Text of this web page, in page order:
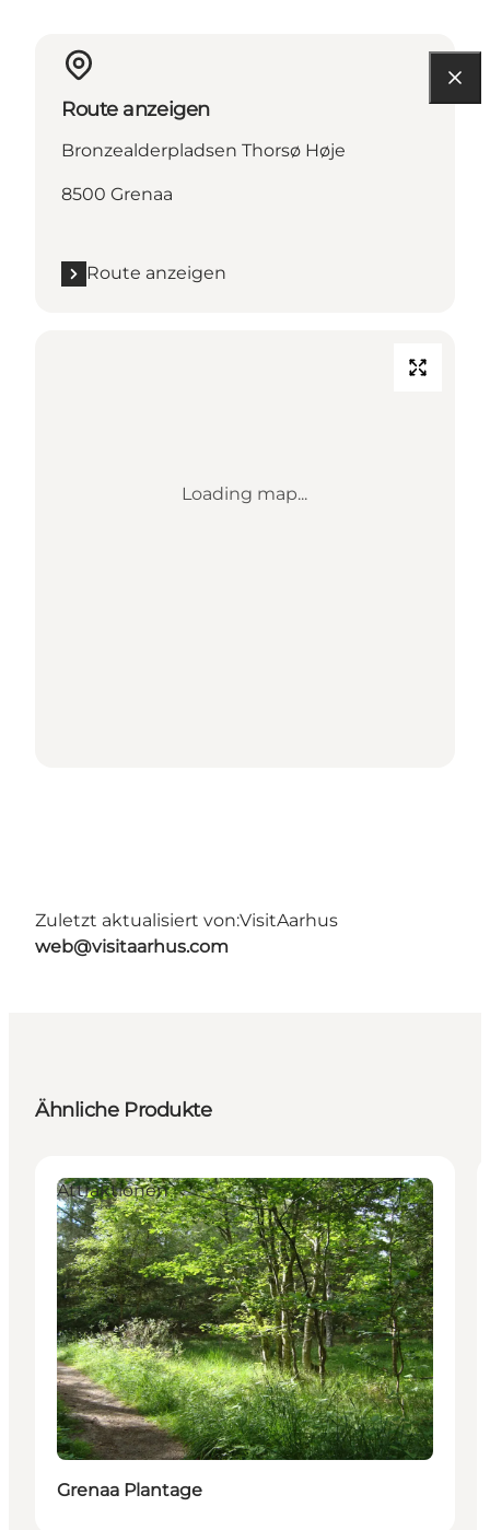
Route anzeigen
Bronzealderpladsen Thorsø Høje
8500 Grenaa
Route anzeigen
Loading map...
Zuletzt aktualisiert von:VisitAarhus
web@visitaarhus.com
Ähnliche Produkte
Attraktionen
Grenaa Plantage